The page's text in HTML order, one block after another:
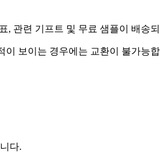
관련 기프트 및 무료 샘플이 배송
보이는 경우에는 교환이 불가능
다.